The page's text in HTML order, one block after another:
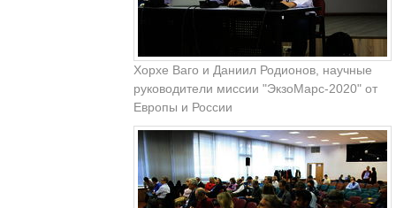
Хорхе Ваго и Даниил Родионов, научные
руководители миссии "ЭкзоМарс-2020" от
Европы и России